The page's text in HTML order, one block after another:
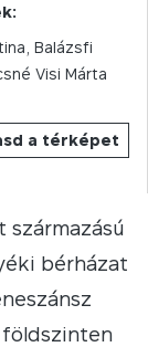
a térképet
Balázsfi
Visi Márta
származású
bérházat
földszinten